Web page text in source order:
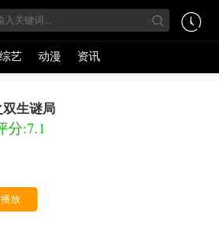
综艺 动漫 资讯
双生谜局
分:7.1
放